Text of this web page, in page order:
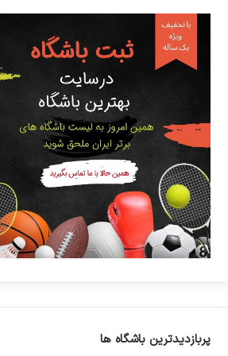
پربازدیدترین باشگاه ها